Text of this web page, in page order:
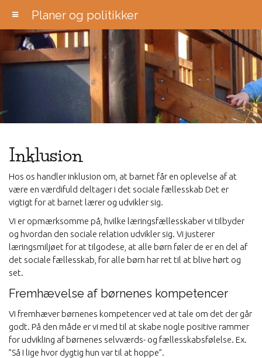
Planer og politikker
Inklusion
Hos os handler inklusion om, at barnet får en oplevelse af at
være en værdifuld deltager i det sociale fællesskab Det er
vigtigt for at barnet lærer og udvikler sig.
Vi er opmærksomme på, hvilke læringsfællesskaber vi tilbyder
og hvordan den sociale relation udvikler sig. Vi justerer
læringsmiljøet for at tilgodese, at alle børn føler de er en del af
det sociale fællesskab, for alle børn har ret til at blive hørt og
set.
Fremhævelse af børnenes kompetencer
Vi fremhæver børnenes kompetencer ved at tale om det der går
godt. På den måde er vi med til at skabe nogle positive rammer
for udvikling af børnenes selvværds- og fællesskabsfølelse. Ex.
”Så I lige hvor dygtig hun var til at hoppe”.